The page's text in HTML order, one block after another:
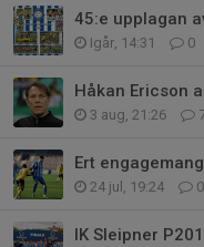
45:e upplagan
Igår, 14:31 0
Håkan Ericson
3 aug, 21:26
Ert
24 jul, 19:24 0